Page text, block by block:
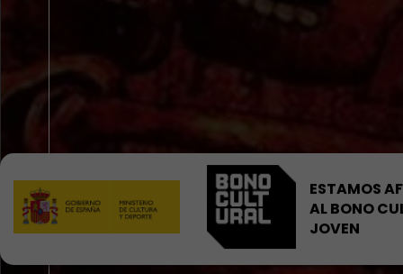
ESTAMOS
AL BONO
JOVEN